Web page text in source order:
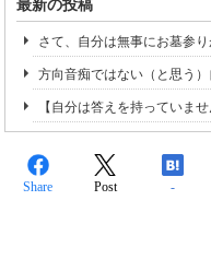
最新の投稿
さて、自分は無事にお墓参り
方向音痴ではない（と思う
【自分は答えを持っていま
Share Post -